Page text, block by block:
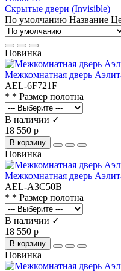
Скрытые двери (Invisible) —
По умолчанию Название
Новинка
Межкомнатная дверь
AEL-6F721F
* * Размер полотна
В наличии ✓
18 550 р
В корзину
Новинка
Межкомнатная дверь
AEL-A3C50B
* * Размер полотна
В наличии ✓
18 550 р
В корзину
Новинка